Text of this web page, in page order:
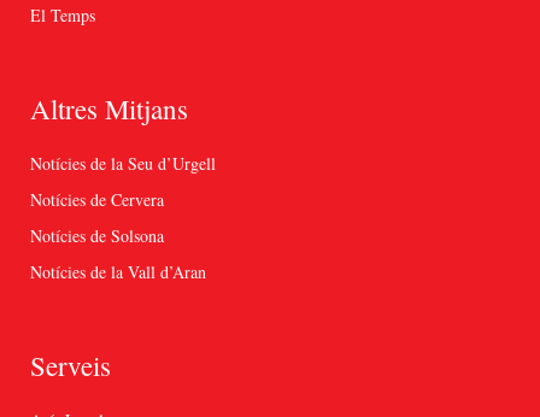
El Temps
Altres Mitjans
Notícies de la Seu d’Urgell
Notícies de Cervera
Notícies de Solsona
Notícies de la Vall d’Aran
Serveis